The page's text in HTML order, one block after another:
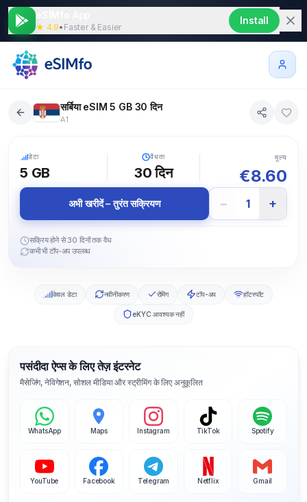
★ 4.9• Faster & Easier
Install
सर्बिया eSIM 5 GB 30 दिन
A1
डेटा
5 GB
वैधता
30 दिन
मूल्य
€8.60
अभी खरीदें – तुरंत सक्रियण − 1 +
सक्रिय होने से 30 दिनों तक वैध
कभी भी टॉप-अप उपलब्ध
केवल डेटा नवीनीकरण रोमिंग टॉप-अप हॉटस्पॉट
eKYC आवश्यक नहीं
पसंदीदा ऐप्स के लिए तेज़ इंटरनेट
मैसेजिंग, नेविगेशन, सोशल मीडिया और स्ट्रीमिंग के लिए अनुकूलित
WhatsApp Maps Instagram TikTok Spotify
YouTube Facebook Telegram Netflix Gmail